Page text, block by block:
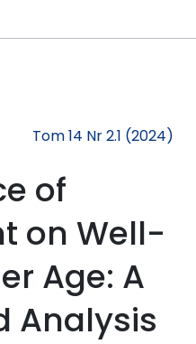
Tom 14 Nr 2.1 (2024)
of
on Well-
Age: A
Analysis